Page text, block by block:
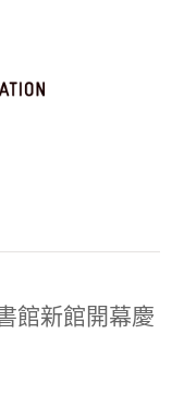
館新館開幕慶